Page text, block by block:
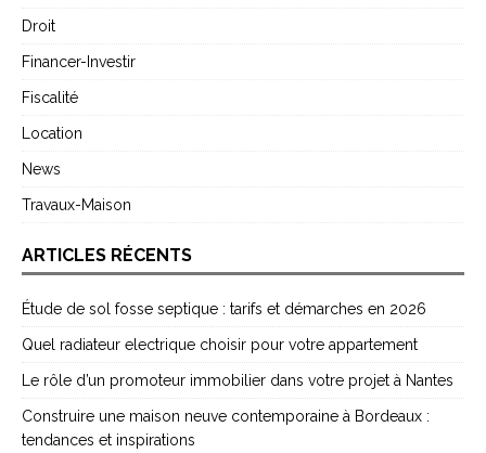
Droit
Financer-Investir
Fiscalité
Location
News
Travaux-Maison
ARTICLES RÉCENTS
Étude de sol fosse septique : tarifs et démarches en 2026
Quel radiateur electrique choisir pour votre appartement
Le rôle d’un promoteur immobilier dans votre projet à Nantes
Construire une maison neuve contemporaine à Bordeaux :
tendances et inspirations